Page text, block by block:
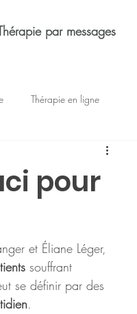
par messages
Thérapie en ligne
pour
et Éliane Léger,
souffrant
se définir par des
.